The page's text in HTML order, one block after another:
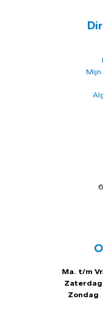
Mijn
Ma. t/m Vr.
Zaterdag
Zondag